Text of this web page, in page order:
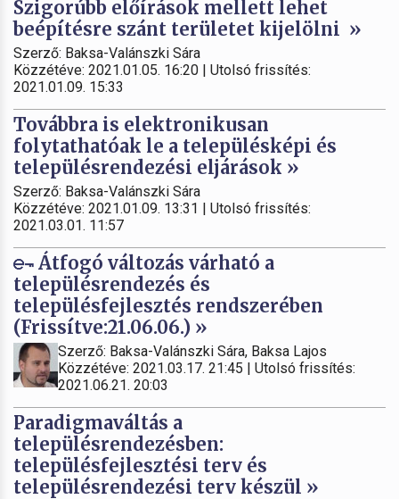
Szigorúbb előírások mellett lehet
beépítésre szánt területet kijelölni »
Szerző: Baksa-Valánszki Sára
Közzétéve: 2021.01.05. 16:20 | Utolsó frissítés:
2021.01.09. 15:33
Továbbra is elektronikusan
folytathatóak le a településképi és
településrendezési eljárások »
Szerző: Baksa-Valánszki Sára
Közzétéve: 2021.01.09. 13:31 | Utolsó frissítés:
2021.03.01. 11:57
Átfogó változás várható a
településrendezés és
településfejlesztés rendszerében
(Frissítve:21.06.06.) »
Szerző: Baksa-Valánszki Sára, Baksa Lajos
Közzétéve: 2021.03.17. 21:45 | Utolsó frissítés:
2021.06.21. 20:03
Paradigmaváltás a
településrendezésben:
településfejlesztési terv és
településrendezési terv készül »